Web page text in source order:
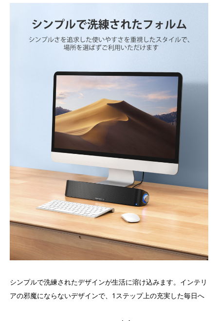
シンプルで洗練されたデザインが生活に溶け込みます。インテリ
アの邪魔にならないデザインで、1ステップ上の充実した毎日へ